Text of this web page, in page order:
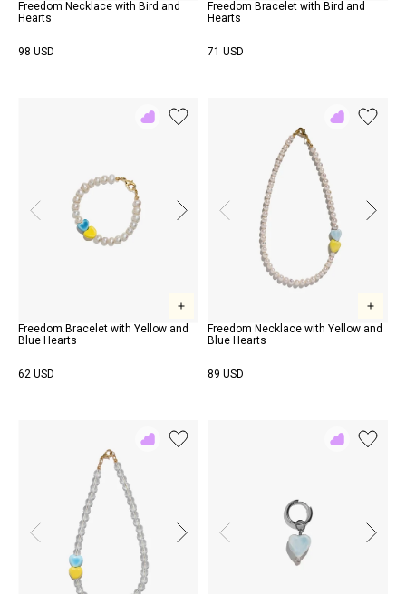
Freedom Necklace with Bird and
Hearts
98 USD
Freedom Bracelet with Bird and
Hearts
71 USD
Add
Freedom Bracelet with Yellow and
Blue Hearts
62 USD
Add
Freedom Necklace with Yellow and
Blue Hearts
89 USD
Add
Add